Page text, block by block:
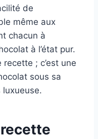
de
même aux
chacun à
à l’état pur.
recette ; c’est une
sous sa